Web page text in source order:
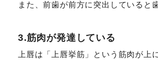
また、前歯が前方に突出していると
3.筋肉が発達している
上唇は「上唇挙筋」という筋肉が上